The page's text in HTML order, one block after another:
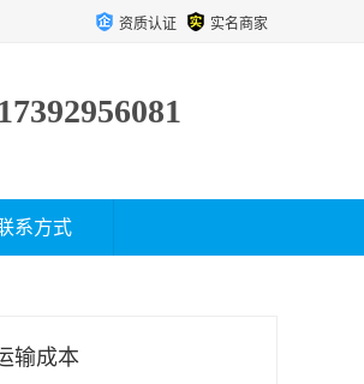
资质认证 实名商家
17392956081
系方式
输成本